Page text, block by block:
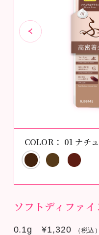
COLOR： 01 ナチ
ソフトディファ
0.1g ¥1,320 （税込